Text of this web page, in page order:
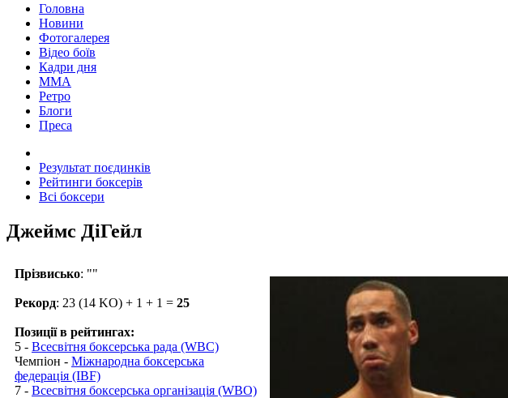
Головна
Новини
Фотогалерея
Відео боїв
Кадри дня
ММА
Ретро
Блоги
Преса
Результат поєдинків
Рейтинги боксерів
Всі боксери
Джеймс ДіГейл
Прізвисько: ""
Рекорд: 23 (14 KO) + 1 + 1 = 25
Позиції в рейтингах:
5 - Всесвітня боксерська рада (WBC)
Чемпіон - Міжнародна боксерська
федерація (IBF)
7 - Всесвітня боксерська організація (WBO)